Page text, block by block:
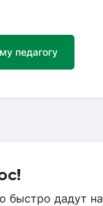
педагогу
быстро дадут на